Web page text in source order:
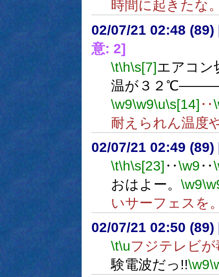
時間に起きたな
02/07/21 02:48 (89)
意: 2]
\t\h\s[7]エアコン
温が３２
\w9\w9\u\s[14] ‥
耐えられん温度
02/07/21 02:49 (89)
\t\h\s[23] ‥\w9‥
おはよー。 \w9
いサーフェスを
02/07/21 02:50 (89)
\t\uフジテレビ
験電波だっ!!\w9